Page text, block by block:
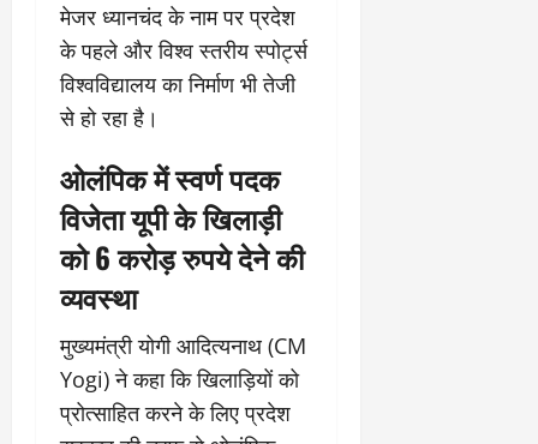
मेजर ध्यानचंद के नाम पर प्रदेश
के पहले और विश्व स्तरीय स्पोर्ट्स
विश्वविद्यालय का निर्माण भी तेजी
से हो रहा है।
ओलंपिक में स्वर्ण पदक
विजेता यूपी के खिलाड़ी
को 6 करोड़ रुपये देने की
व्यवस्था
मुख्यमंत्री योगी आदित्यनाथ (CM
Yogi) ने कहा कि खिलाड़ियों को
प्रोत्साहित करने के लिए प्रदेश